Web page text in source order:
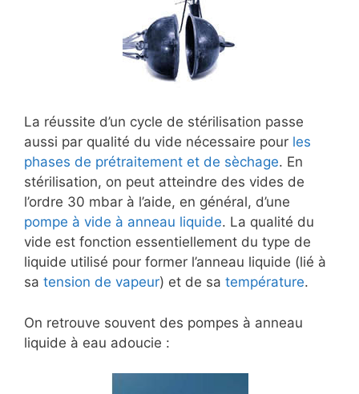
La réussite d’un cycle de stérilisation passe
aussi par qualité du vide nécessaire pour les
phases de prétraitement et de sèchage. En
stérilisation, on peut atteindre des vides de
l’ordre 30 mbar à l’aide, en général, d’une
pompe à vide à anneau liquide. La qualité du
vide est fonction essentiellement du type de
liquide utilisé pour former l’anneau liquide (lié à
sa tension de vapeur) et de sa température.
On retrouve souvent des pompes à anneau
liquide à eau adoucie :